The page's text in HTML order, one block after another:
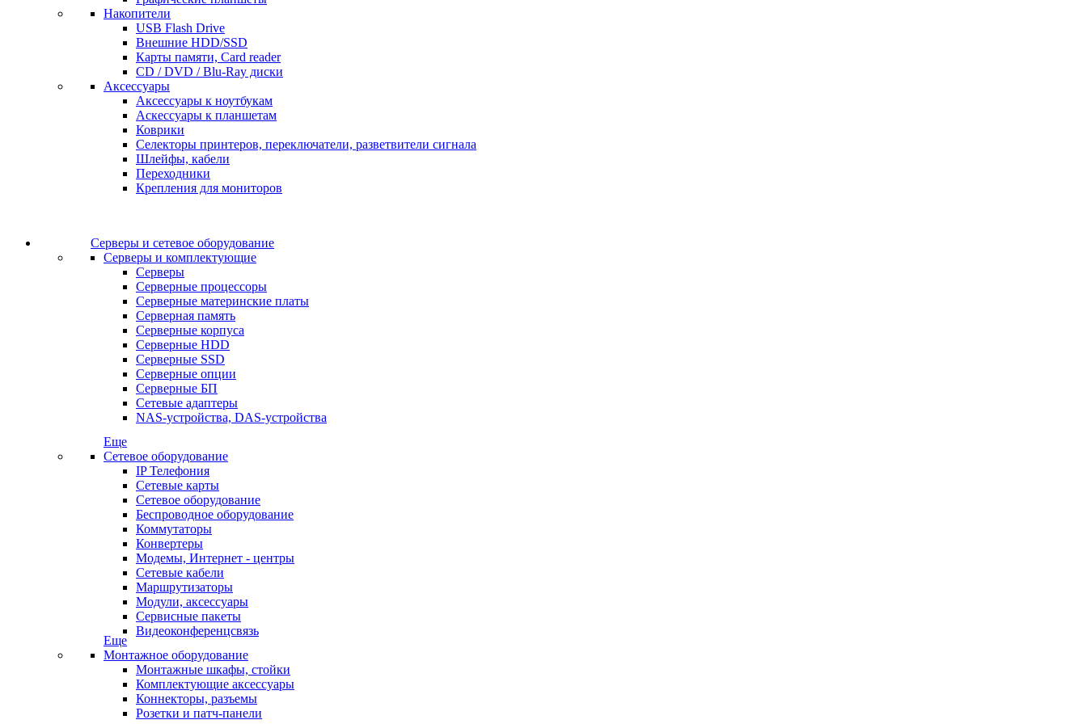
Накопители
USB Flash Drive
Внешние HDD/SSD
Карты памяти, Card reader
CD / DVD / Blu-Ray диски
Аксессуары
Аксессуары к ноутбукам
Аскессуары к планшетам
Коврики
Селекторы принтеров, переключатели, разветвители сигнала
Шлейфы, кабели
Переходники
Крепления для мониторов
Серверы и сетевое оборудование
Серверы и комплектующие
Серверы
Серверные процессоры
Серверные материнские платы
Серверная память
Серверные корпуса
Серверные HDD
Серверные SSD
Серверные опции
Серверные БП
Сетевые адаптеры
NAS-устройства, DAS-устройства
Еще
Сетевое оборудование
IP Телефония
Сетевые карты
Сетевое оборудование
Беспроводное оборудование
Коммутаторы
Конвертеры
Модемы, Интернет - центры
Сетевые кабели
Маршрутизаторы
Модули, аксессуары
Сервисные пакеты
Видеоконференцсвязь
Еще
Монтажное оборудование
Монтажные шкафы, стойки
Комплектующие аксессуары
Коннекторы, разъемы
Розетки и патч-панели